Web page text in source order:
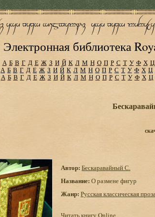
Электронная библиотека
А Б В Г Д Е Ж З И Й К Л М Н О П Р С Т У Ф Х Ц
А Б В Г Д Е Ж З И Й К Л М Н О П Р С Т У Ф Х Ц
А Б В Г Д Е Ж З И Й К Л М Н О П Р С Т У Ф Х Ц
Автор: Бескаравайный С.
Название: О размене фигур
Жанр: Русская классическая
Читать книгу Online